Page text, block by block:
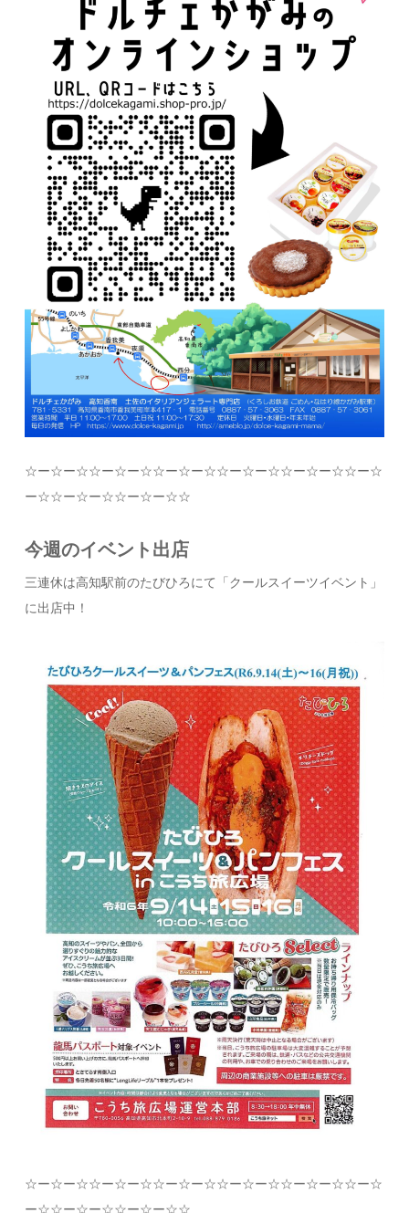
☆ー☆ー☆☆ー☆ー☆☆ー☆ー☆☆ー☆ー☆☆ー☆ー☆☆ー☆
ー☆☆ー☆ー☆☆ー☆ー☆☆
今週のイベント出店
三連休は高知駅前のたびひろにて「クールスイーツイベント」
に出店中！
☆ー☆ー☆☆ー☆ー☆☆ー☆ー☆☆ー☆ー☆☆ー☆ー☆☆ー☆
ー☆☆ー☆ー☆☆ー☆ー☆☆